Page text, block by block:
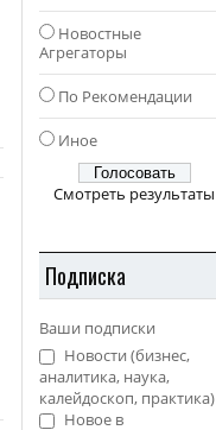
Новостные
Агрегаторы
По Рекомендации
Иное
Смотреть результаты
Подписка
Ваши подписки
Новости (бизнес,
аналитика, наука,
калейдоскоп, практика)
Новое в